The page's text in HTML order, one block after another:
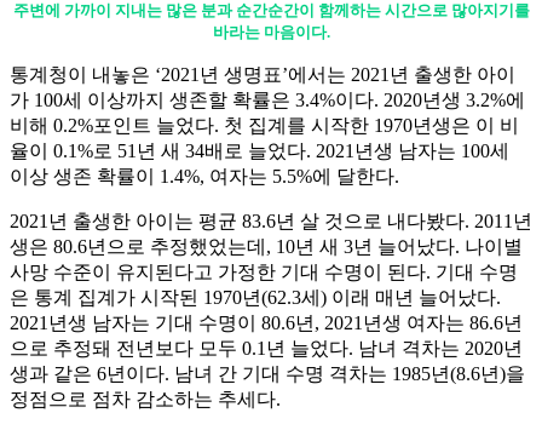
주변에 가까이 지내는 많은 분과 순간순간이 함께하는 시간으로 많아지기를
바라는 마음이다.
통계청이 내놓은 ‘2021년 생명표’에서는 2021년 출생한 아이
가 100세 이상까지 생존할 확률은 3.4%이다. 2020년생 3.2%에
비해 0.2%포인트 늘었다. 첫 집계를 시작한 1970년생은 이 비
율이 0.1%로 51년 새 34배로 늘었다. 2021년생 남자는 100세
이상 생존 확률이 1.4%, 여자는 5.5%에 달한다.
2021년 출생한 아이는 평균 83.6년 살 것으로 내다봤다. 2011년
생은 80.6년으로 추정했었는데, 10년 새 3년 늘어났다. 나이별
사망 수준이 유지된다고 가정한 기대 수명이 된다. 기대 수명
은 통계 집계가 시작된 1970년(62.3세) 이래 매년 늘어났다.
2021년생 남자는 기대 수명이 80.6년, 2021년생 여자는 86.6년
으로 추정돼 전년보다 모두 0.1년 늘었다. 남녀 격차는 2020년
생과 같은 6년이다. 남녀 간 기대 수명 격차는 1985년(8.6년)을
정점으로 점차 감소하는 추세다.